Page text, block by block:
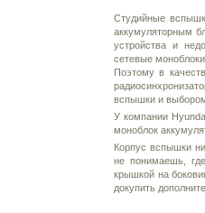
Cтудийные
аккумуляторным
устройства и
сетевые
Поэтому в
вспышки и
У компании
моноблок
Корпус вспышки
не понимаешь,
крышкой на
докупить